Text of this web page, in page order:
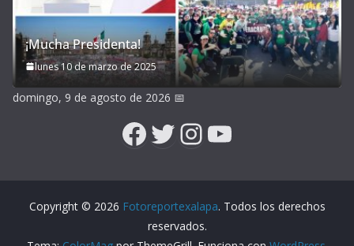
¡Mucha Presidenta!
lunes 10 de marzo de 2025
domingo, 9 de agosto de 2026 📅
Facebook
Twitter
Instagram
YouTube
Copyright © 2026 Fotoreportexalapa. Todos los derechos
reservados.